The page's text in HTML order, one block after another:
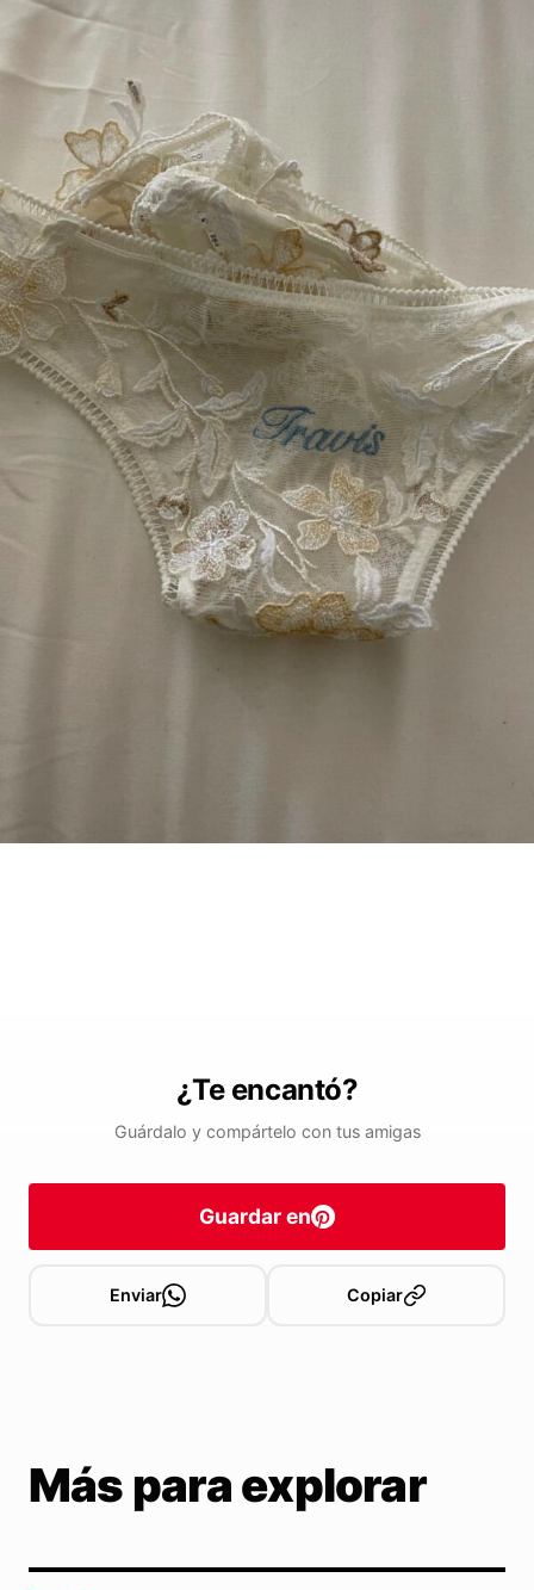
¿Te encantó?
Guárdalo y compártelo con tus amigas
Guardar en
Enviar Copiar
Más para explorar